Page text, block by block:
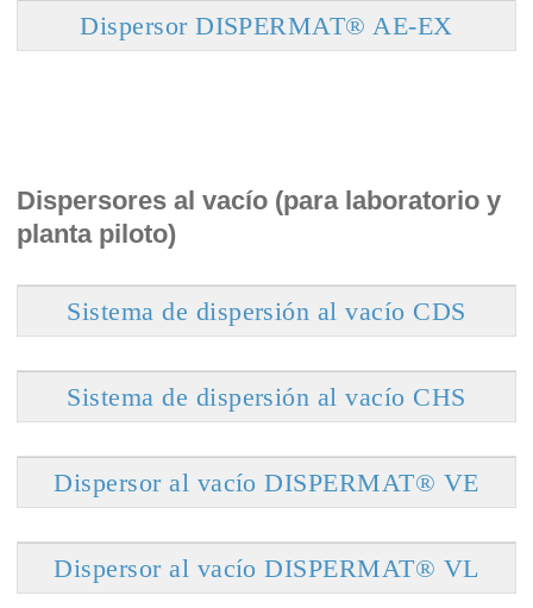
Dispersor DISPERMAT® AE-EX
Dispersores al vacío (para laboratorio y
planta piloto)
Sistema de dispersión al vacío CDS
Sistema de dispersión al vacío CHS
Dispersor al vacío DISPERMAT® VE
Dispersor al vacío DISPERMAT® VL